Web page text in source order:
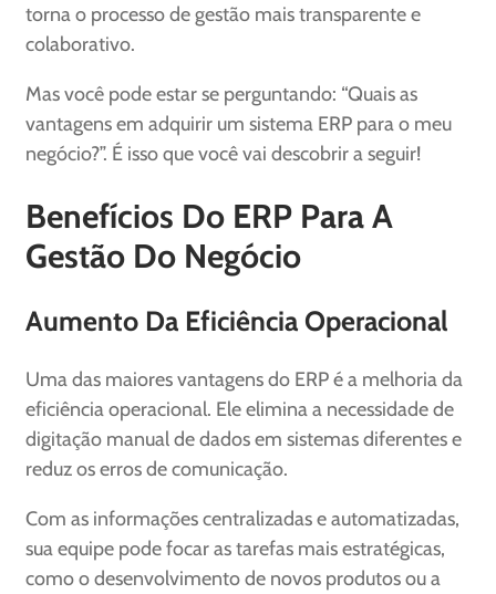
torna o processo de gestão mais transparente e
colaborativo.
Mas você pode estar se perguntando: “Quais as
vantagens em adquirir um sistema ERP para o meu
negócio?”. É isso que você vai descobrir a seguir!
Benefícios Do ERP Para A
Gestão Do Negócio
Aumento Da Eficiência Operacional
Uma das maiores vantagens do ERP é a melhoria da
eficiência operacional. Ele elimina a necessidade de
digitação manual de dados em sistemas diferentes e
reduz os erros de comunicação.
Com as informações centralizadas e automatizadas,
sua equipe pode focar as tarefas mais estratégicas,
como o desenvolvimento de novos produtos ou a